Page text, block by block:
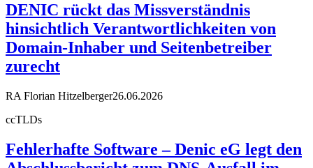
DENIC rückt das Missverständnis
hinsichtlich Verantwortlichkeiten von
Domain-Inhaber und Seitenbetreiber
zurecht
RA Florian Hitzelberger26.06.2026
ccTLDs
Fehlerhafte Software – Denic eG legt den